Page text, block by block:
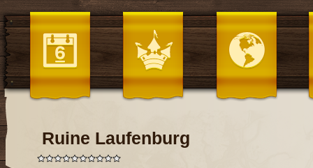
Ruine Laufenburg